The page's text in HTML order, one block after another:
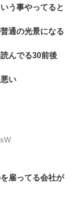
う事やってると
通の光景になる
んでる30前後
い
雇ってる会社が